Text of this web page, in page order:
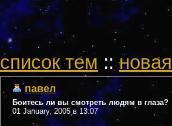
cписок тем ::
павел
Боитесь ли вы смотреть людям в глаза?
01 January, 2005 в 13:07